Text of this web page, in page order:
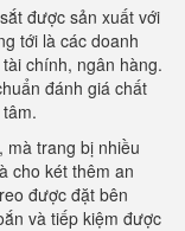
được sản xuất với
tới là các doanh
chính, ngân hàng.
đánh giá chất
mà trang bị nhiều
cho két thêm an
được đặt bên
và tiếp kiệm được